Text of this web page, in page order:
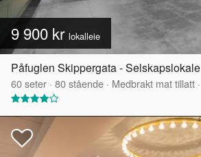
9 900 kr lokalleie
Påfuglen Skippergata - Selskapslokale
60seter · 80stående · Medbrakt mat tillatt ·